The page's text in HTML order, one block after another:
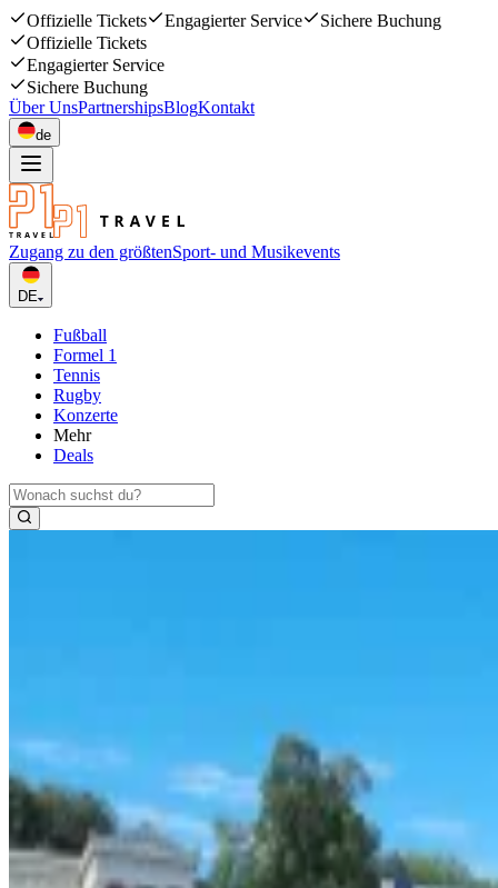
Offizielle Tickets Engagierter Service
Sichere Buchung
Offizielle Tickets
Engagierter Service
Sichere Buchung
Über UnsPartnershipsBlogKontakt
de
Zugang zu den größtenSport- und Musikevents
DE
Fußball
Formel 1
Tennis
Rugby
Konzerte
Mehr
Deals